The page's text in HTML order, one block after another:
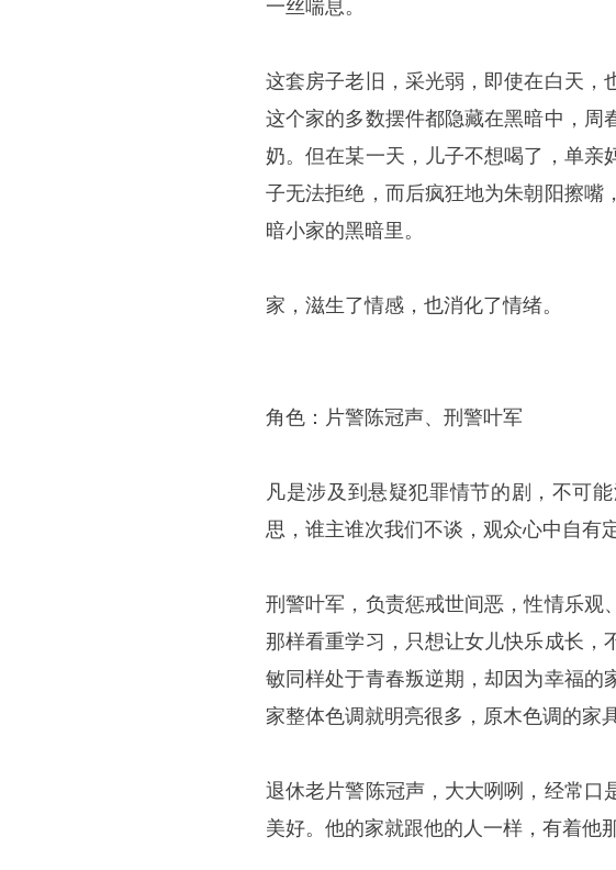
一丝喘息。
这套房子老旧，采光弱，即使在白天，
这个家的多数摆件都隐藏在黑暗中，周
奶。但在某一天，儿子不想喝了，单亲
子无法拒绝，而后疯狂地为朱朝阳擦嘴
暗小家的黑暗里。
家，滋生了情感，也消化了情绪。
角色：片警陈冠声、刑警叶军
凡是涉及到悬疑犯罪情节的剧，不可
思，谁主谁次我们不谈，观众心中自有定
刑警叶军，负责惩戒世间恶，性情乐观
那样看重学习，只想让女儿快乐成长
敏同样处于青春叛逆期，却因为幸福的
家整体色调就明亮很多，原木色调的家
退休老片警陈冠声，大大咧咧，经常口
美好。他的家就跟他的人一样，有着他